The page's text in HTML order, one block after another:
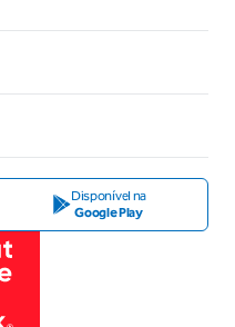
Disponível na
Google Play